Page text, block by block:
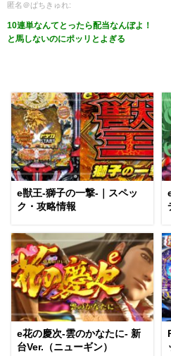
匿名＠ぱちきゅれ:
10連単なんてとったら配当なんぼよ！
と馬しないのにポッリとよぎる
e獣王-獅子の一撃-｜スペッ
ク・攻略情報
e花の慶次-雲のかなたに- 新
台Ver.（ニューギン）